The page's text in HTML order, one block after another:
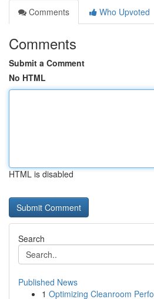
Comments
Who Upvoted
Comments
Submit a Comment
No HTML
HTML is disabled
Search
Published News
1 Optimizing Cleanroom